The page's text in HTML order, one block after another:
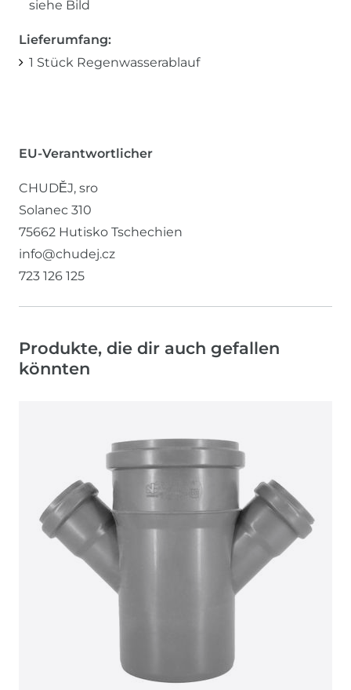
siehe Bild
Lieferumfang:
1 Stück Regenwasserablauf
EU-Verantwortlicher
CHUDĚJ, sro
Solanec 310
75662 Hutisko Tschechien
info@chudej.cz
723 126 125
Produkte, die dir auch gefallen
könnten